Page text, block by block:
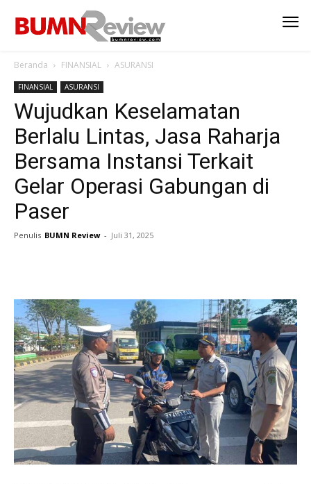
Beranda FINANSIAL ASURANSI
FINANSIAL ASURANSI
Wujudkan Keselamatan
Berlalu Lintas, Jasa Raharja
Bersama Instansi Terkait
Gelar Operasi Gabungan di
Paser
Penulis BUMN Review - Juli 31, 2025